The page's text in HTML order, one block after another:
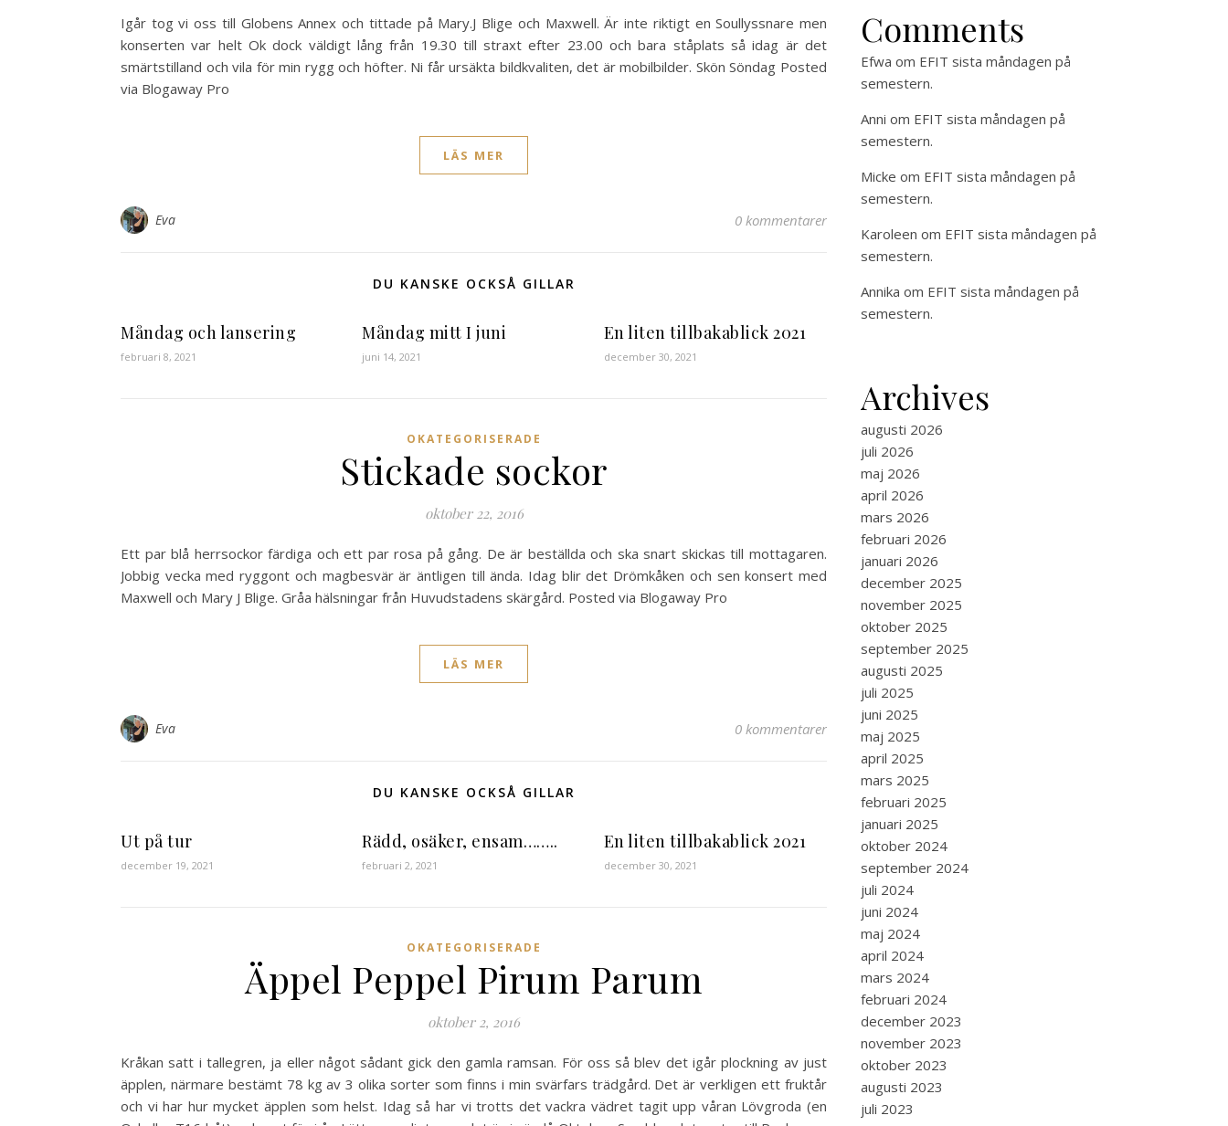
Igår tog vi oss till Globens Annex och tittade på Mary.J Blige och Maxwell. Är inte riktigt en Soullyssnare men
konserten var helt Ok dock väldigt lång från 19.30 till straxt efter 23.00 och bara ståplats så idag är det
smärtstilland och vila för min rygg och höfter. Ni får ursäkta bildkvaliten, det är mobilbilder. Skön Söndag Posted
via Blogaway Pro
LÄS MER
Eva 0 kommentarer
DU KANSKE OCKSÅ GILLAR
Måndag och lansering
februari 8, 2021
Måndag mitt I juni
juni 14, 2021
En liten tillbakablick 2021
december 30, 2021
OKATEGORISERADE
Stickade sockor
oktober 22, 2016
Ett par blå herrsockor färdiga och ett par rosa på gång. De är beställda och ska snart skickas till mottagaren.
Jobbig vecka med ryggont och magbesvär är äntligen till ända. Idag blir det Drömkåken och sen konsert med
Maxwell och Mary J Blige. Gråa hälsningar från Huvudstadens skärgård. Posted via Blogaway Pro
LÄS MER
Eva 0 kommentarer
DU KANSKE OCKSÅ GILLAR
Ut på tur
december 19, 2021
Rädd, osäker, ensam……..
februari 2, 2021
En liten tillbakablick 2021
december 30, 2021
OKATEGORISERADE
Äppel Peppel Pirum Parum
oktober 2, 2016
Kråkan satt i tallegren, ja eller något sådant gick den gamla ramsan. För oss så blev det igår plockning av just
äpplen, närmare bestämt 78 kg av 3 olika sorter som finns i min svärfars trädgård. Det är verkligen ett fruktår
och vi har hur mycket äpplen som helst. Idag så har vi trotts det vackra vädret tagit upp våran Lövgroda (en
Comments
Efwa om EFIT sista måndagen på
semestern.
Anni om EFIT sista måndagen på
semestern.
Micke om EFIT sista måndagen på
semestern.
Karoleen om EFIT sista måndagen på
semestern.
Annika om EFIT sista måndagen på
semestern.
Archives
augusti 2026
juli 2026
maj 2026
april 2026
mars 2026
februari 2026
januari 2026
december 2025
november 2025
oktober 2025
september 2025
augusti 2025
juli 2025
juni 2025
maj 2025
april 2025
mars 2025
februari 2025
januari 2025
oktober 2024
september 2024
juli 2024
juni 2024
maj 2024
april 2024
mars 2024
februari 2024
december 2023
november 2023
oktober 2023
augusti 2023
juli 2023